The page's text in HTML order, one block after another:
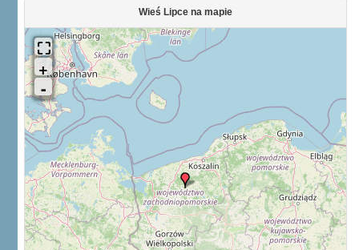
Wieś Lipce na mapie